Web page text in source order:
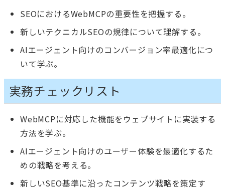
SEOにおけるWebMCPの重要性を把握する。
新しいテクニカルSEOの規律について理解する。
AIエージェント向けのコンバージョン率最適化につ
いて学ぶ。
実務チェックリスト
WebMCPに対応した機能をウェブサイトに実装する
方法を学ぶ。
AIエージェント向けのユーザー体験を最適化するた
めの戦略を考える。
新しいSEO基準に沿ったコンテンツ戦略を策定す